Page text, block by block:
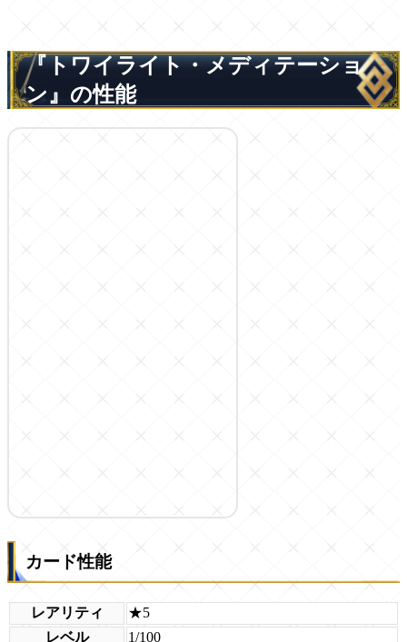
『トワイライト・メディテーショ
ン』の性能
カード性能
レアリティ
★5
レベル
1/100